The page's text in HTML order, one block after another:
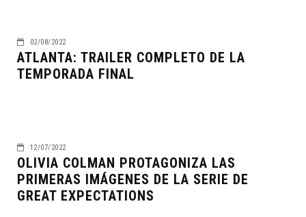
02/08/2022
ATLANTA: TRAILER COMPLETO DE LA
TEMPORADA FINAL
12/07/2022
OLIVIA COLMAN PROTAGONIZA LAS
PRIMERAS IMÁGENES DE LA SERIE DE
GREAT EXPECTATIONS